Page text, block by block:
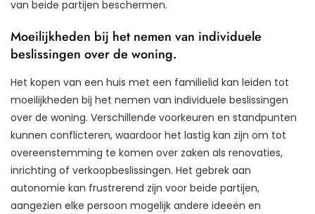
van beide partijen beschermen.
Moeilijkheden bij het nemen van individuele
beslissingen over de woning.
Het kopen van een huis met een familielid kan leiden tot
moeilijkheden bij het nemen van individuele beslissingen
over de woning. Verschillende voorkeuren en standpunten
kunnen conflicteren, waardoor het lastig kan zijn om tot
overeenstemming te komen over zaken als renovaties,
inrichting of verkoopbeslissingen. Het gebrek aan
autonomie kan frustrerend zijn voor beide partijen,
aangezien elke persoon mogelijk andere ideeën en